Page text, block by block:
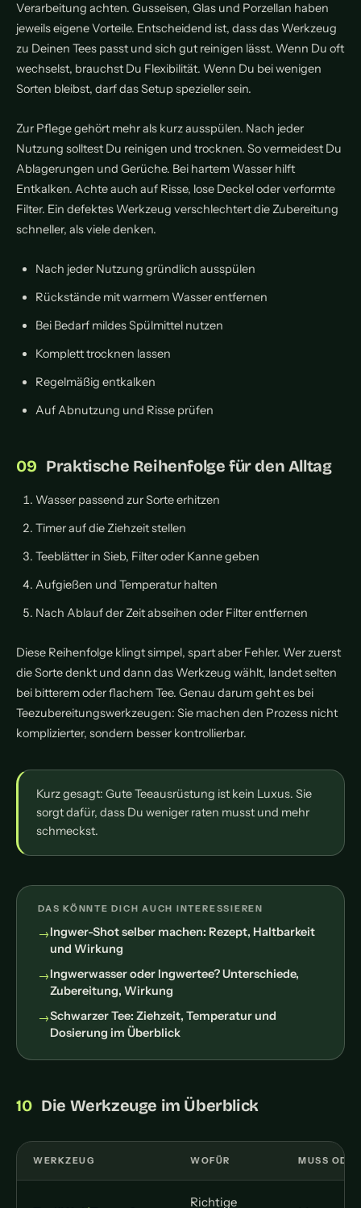
Verarbeitung achten. Gusseisen, Glas und Porzellan haben
jeweils eigene Vorteile. Entscheidend ist, dass das Werkzeug
zu Deinen Tees passt und sich gut reinigen lässt. Wenn Du oft
wechselst, brauchst Du Flexibilität. Wenn Du bei wenigen
Sorten bleibst, darf das Setup spezieller sein.
Zur Pflege gehört mehr als kurz ausspülen. Nach jeder
Nutzung solltest Du reinigen und trocknen. So vermeidest Du
Ablagerungen und Gerüche. Bei hartem Wasser hilft
Entkalken. Achte auch auf Risse, lose Deckel oder verformte
Filter. Ein defektes Werkzeug verschlechtert die Zubereitung
schneller, als viele denken.
Nach jeder Nutzung gründlich ausspülen
Rückstände mit warmem Wasser entfernen
Bei Bedarf mildes Spülmittel nutzen
Komplett trocknen lassen
Regelmäßig entkalken
Auf Abnutzung und Risse prüfen
Praktische Reihenfolge für den Alltag
Wasser passend zur Sorte erhitzen
Timer auf die Ziehzeit stellen
Teeblätter in Sieb, Filter oder Kanne geben
Aufgießen und Temperatur halten
Nach Ablauf der Zeit abseihen oder Filter entfernen
Diese Reihenfolge klingt simpel, spart aber Fehler. Wer zuerst
die Sorte denkt und dann das Werkzeug wählt, landet selten
bei bitterem oder flachem Tee. Genau darum geht es bei
Teezubereitungswerkzeugen: Sie machen den Prozess nicht
komplizierter, sondern besser kontrollierbar.
Kurz gesagt: Gute Teeausrüstung ist kein Luxus. Sie
sorgt dafür, dass Du weniger raten musst und mehr
schmeckst.
DAS KÖNNTE DICH AUCH INTERESSIEREN
Ingwer-Shot selber machen: Rezept, Haltbarkeit
und Wirkung
Ingwerwasser oder Ingwertee? Unterschiede,
Zubereitung, Wirkung
Schwarzer Tee: Ziehzeit, Temperatur und
Dosierung im Überblick
Die Werkzeuge im Überblick
WERKZEUG WOFÜR MUSS
Richtige